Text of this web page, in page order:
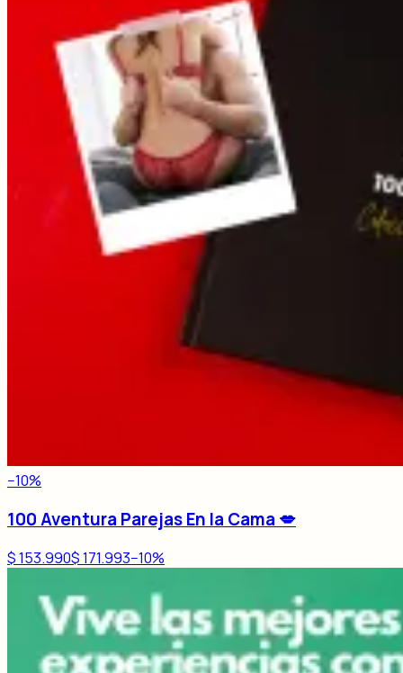
−10%
100 Aventura Parejas En la Cama 💋
$ 153.990$ 171.993−10%